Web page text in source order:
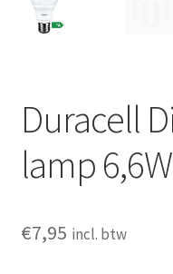
Sport
Duracell
lamp 6,6W
€7,95 incl. btw